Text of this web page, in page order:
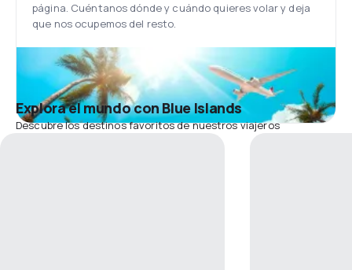
página. Cuéntanos dónde y cuándo quieres volar y deja
que nos ocupemos del resto.
Explora el mundo con Blue Islands
Descubre los destinos favoritos de nuestros viajeros